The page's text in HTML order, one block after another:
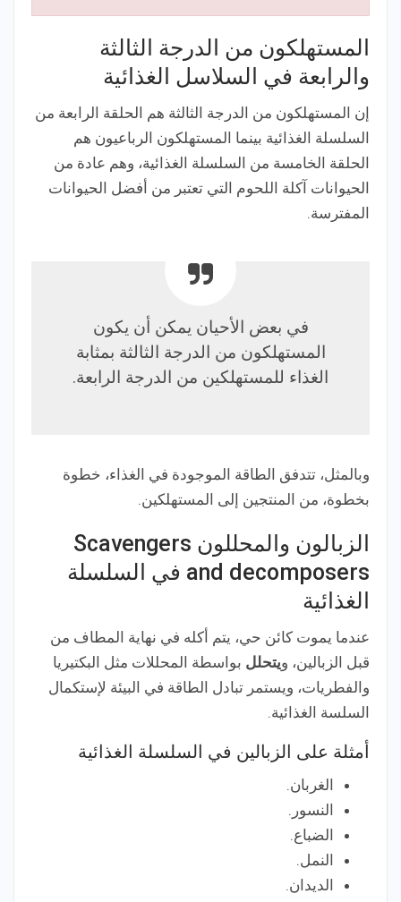
المستهلكون من الدرجة الثالثة
والرابعة في السلاسل الغذائية
إن المستهلكون من الدرجة الثالثة هم الحلقة الرابعة من
السلسلة الغذائية بينما المستهلكون الرباعيون هم
الحلقة الخامسة من السلسلة الغذائية، وهم عادة من
الحيوانات آكلة اللحوم التي تعتبر من أفضل الحيوانات
المفترسة.
في بعض الأحيان يمكن أن يكون
المستهلكون من الدرجة الثالثة بمثابة
الغذاء للمستهلكين من الدرجة الرابعة.
وبالمثل، تتدفق الطاقة الموجودة في الغذاء، خطوة
بخطوة، من المنتجين إلى المستهلكين.
الزبالون والمحللون Scavengers
and decomposers في السلسلة
الغذائية
عندما يموت كائن حي، يتم أكله في نهاية المطاف من
قبل الزبالين، ويتحلل بواسطة المحللات مثل البكتيريا
والفطريات، ويستمر تبادل الطاقة في البيئة لإستكمال
السلسة الغذائية.
أمثلة على الزبالين في السلسلة الغذائية
الغربان.
النسور.
الضباع.
النمل.
الديدان.